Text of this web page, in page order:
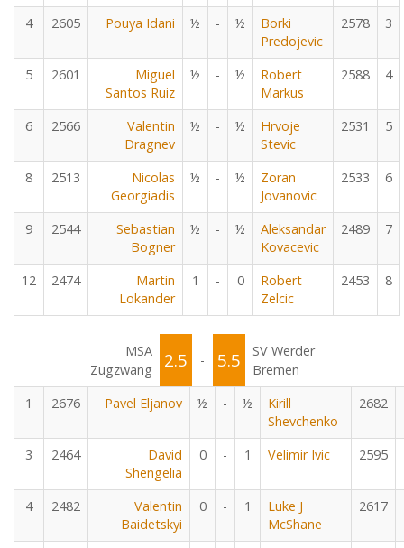
4 2605 Pouya Idani ½ - ½
Borki
Predojevic
2578 3
5 2601
Miguel
Santos Ruiz
½ - ½
Robert
Markus
2588 4
6 2566
Valentin
Dragnev
½ - ½
Hrvoje
Stevic
2531 5
8 2513
Nicolas
Georgiadis
½ - ½
Zoran
Jovanovic
2533 6
9 2544
Sebastian
Bogner
½ - ½
Aleksandar
Kovacevic
2489 7
12 2474
Martin
Lokander
1 - 0
Robert
Zelcic
2453 8
MSA
Zugzwang
2.5 - 5.5
SV Werder
Bremen
1
2676 Pavel Eljanov ½ - ½
Kirill
Shevchenko
2682
3 2464
David
Shengelia
0 - 1 Velimir Ivic 2595
4 2482
Valentin
Baidetskyi
0 - 1
Luke J
McShane
2617